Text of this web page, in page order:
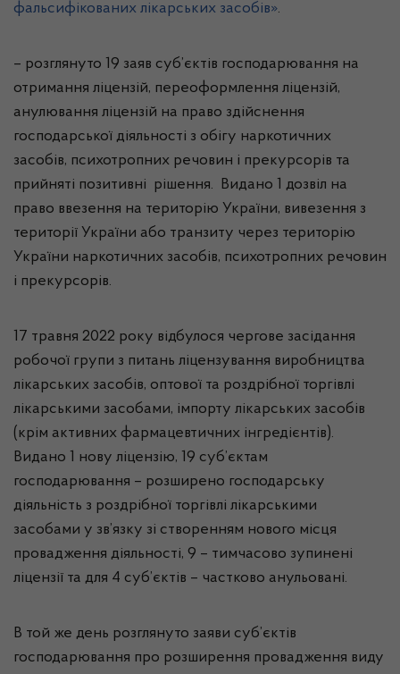
фальсифікованих лікарських засобів».
– розглянуто 19 заяв суб’єктів господарювання на
отримання ліцензій, переоформлення ліцензій,
анулювання ліцензій на право здійснення
господарської діяльності з обігу наркотичних
засобів, психотропних речовин і прекурсорів та
прийняті позитивні рішення. Видано 1 дозвіл на
право ввезення на територію України, вивезення з
території України або транзиту через територію
України наркотичних засобів, психотропних речовин
і прекурсорів.
17 травня 2022 року відбулося чергове засідання
робочої групи з питань ліцензування виробництва
лікарських засобів, оптової та роздрібної торгівлі
лікарськими засобами, імпорту лікарських засобів
(крім активних фармацевтичних інгредієнтів).
Видано 1 нову ліцензію, 19 суб’єктам
господарювання – розширено господарську
діяльність з роздрібної торгівлі лікарськими
засобами у зв’язку зі створенням нового місця
провадження діяльності, 9 – тимчасово зупинені
ліцензії та для 4 суб’єктів – частково анульовані.
В той же день розглянуто заяви суб’єктів
господарювання про розширення провадження виду